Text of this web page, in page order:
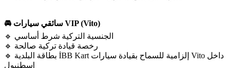
🚘 سائقي سيارات VIP (Vito)
🔹 الجنسية التركية شرط أساسي
🔹 رخصة قيادة تركية صالحة
🔹 بطاقة البلدية İBB Kart إلزامية للسماح بقيادة سيارات Vito داخل
إسطنبول